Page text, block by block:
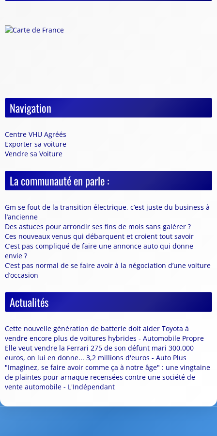
Navigation
Centre VHU Agréés
Exporter sa voiture
Vendre sa Voiture
La communauté en parle :
Gm se fout de la transition électrique, c’est juste du business à
l’ancienne
Des astuces pour arrondir ses fins de mois sans galérer ?
Ces nouveaux venus qui débarquent et croient tout savoir
C’est pas compliqué de faire une annonce auto qui donne
envie ?
C’est pas normal de se faire avoir à la négociation d’une voiture
d’occasion
Actualités
Cette nouvelle génération de batterie doit aider Toyota à
vendre encore plus de voitures hybrides - Automobile Propre
Elle veut vendre la Ferrari 275 de son défunt mari 300.000
euros, on lui en donne... 3,2 millions d'euros - Auto Plus
"Imaginez, se faire avoir comme ça à notre âge" : une vingtaine
de plaintes pour arnaque recensées contre une société de
vente automobile - L'Indépendant